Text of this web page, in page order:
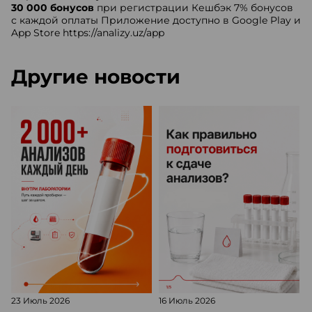
30 000 бонусов при регистрации Кешбэк 7% бонусов
с каждой оплаты Приложение доступно в Google Play и
App Store https://analizy.uz/app
Другие новости
23 Июль 2026 16 Июль 2026